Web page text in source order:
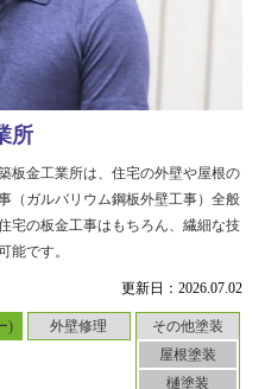
更新日：2026.07.02
) 外壁修理
その他塗装
屋根塗装
樋塗装
所
板金工業所は、住宅の外壁や屋根の
（ガルバリウム鋼板外壁工事）全般
宅の板金工事はもちろん、繊細な技
能です。